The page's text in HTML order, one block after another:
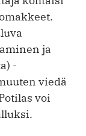
ja
-
viedä
voi